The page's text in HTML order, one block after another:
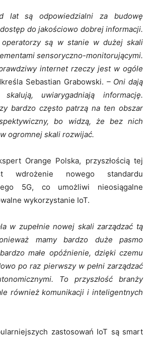
lat są odpowiedzialni za budowę
do jakościowo dobrej informacji.
są w stanie w dużej skali
sensoryczno-monitorującymi.
internet rzeczy jest w ogóle
Sebastian Grabowski. – Oni dają
skalują, uwiarygadniają informację.
bardzo często patrzą na ten obszar
bo widzą, że bez nich
ogromnej skali rozwijać.
Orange Polska, przyszłością tej
wdrożenie nowego standardu
5G, co umożliwi nieosiągalne
wykorzystanie IoT.
w zupełnie nowej skali zarządzać tą
mamy bardzo duże pasmo
małe opóźnienie, dzięki czemu
po raz pierwszy w pełni zarządzać
To przyszłość branży
również komunikacji i inteligentnych
zastosowań IoT są smart